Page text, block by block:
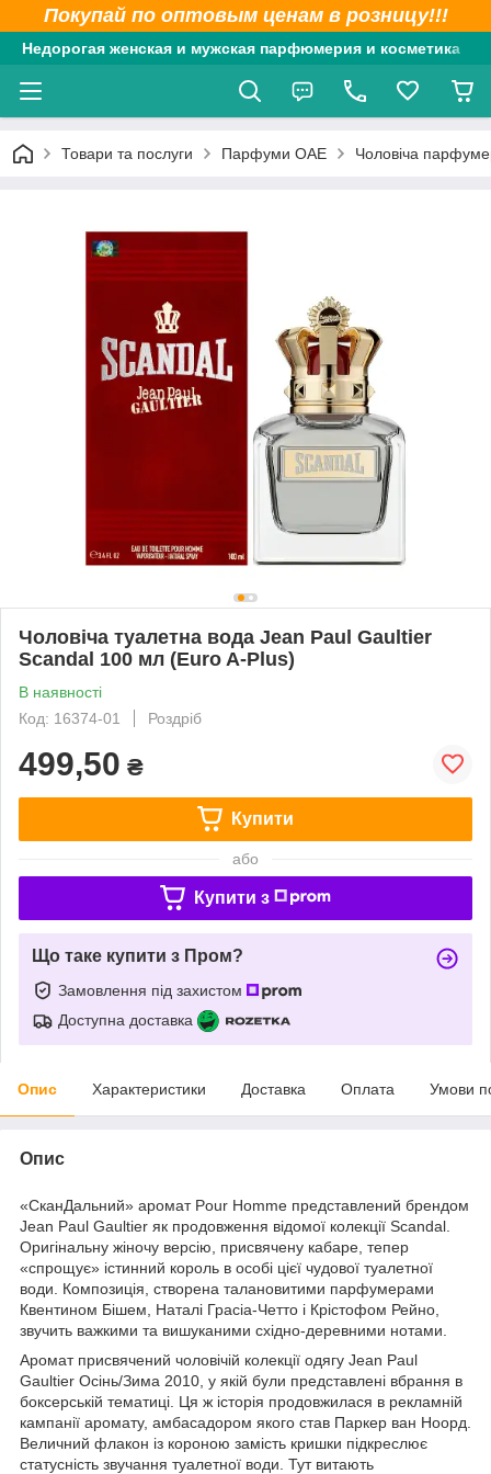
Покупай по оптовым ценам в розницу!!!
Недорогая женская и мужская парфюмерия и косметика
Товари та послуги Парфуми ОАЕ Чоловіча
Чоловіча туалетна вода Jean Paul Gaultier
Scandal 100 мл (Euro A-Plus)
В наявності
Код: 16374-01
Роздріб
499,50 ₴
Купити
або
Купити з
Що таке купити з Пром?
Замовлення під захистом
Доступна доставка
Опис Характеристики Доставка Оплата Умови
Опис
«СканДальний» аромат Pour Homme представлений брендом
Jean Paul Gaultier як продовження відомої колекції Scandal.
Оригінальну жіночу версію, присвячену кабаре, тепер
«спрощує» істинний король в особі цієї чудової туалетної
води. Композиція, створена талановитими парфумерами
Квентином Бішем, Наталі Грасіа-Четто і Крістофом Рейно,
звучить важкими та вишуканими східно-деревними нотами.
Аромат присвячений чоловічій колекції одягу Jean Paul
Gaultier Осінь/Зима 2010, у якій були представлені вбрання в
боксерській тематиці. Ця ж історія продовжилася в рекламній
кампанії аромату, амбасадором якого став Паркер ван Ноорд.
Величний флакон із короною замість кришки підкреслює
статусність звучання туалетної води. Тут витають